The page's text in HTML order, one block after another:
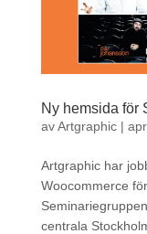
Ny hemsida för
avArtgraphic|
Artgraphic har
Woocommerce
centrala